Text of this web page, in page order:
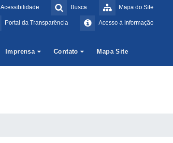
Mapa do Site
Busca
Acessibilidade
Acesso à Informação
Portal da Transparência
Imprensa Contato Mapa Site